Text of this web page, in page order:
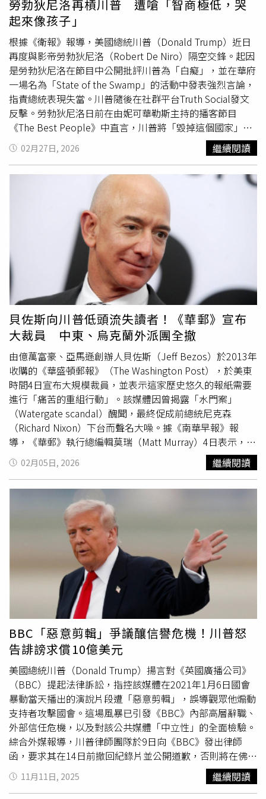
賽時間，兩隊的獨贏賠率均屬於「正值賠率」，代表不論投
注哪一隊在正規時間內獲勝，獲利都有機會高於投入本金。
這也反映博彩公司認為雙方均有一定勝算，不排除比賽踢進
延長賽，甚至透過PK大戰決定冠軍。方準備代表阿根廷與
西班牙的水果，讓彈跳豬預測世界盃冠軍。其他賽事預測方
面，市場較看好兩隊合計進球數低於2.5球；至於阿根廷與
西班牙能否在正規時間內都取得進球，機率則接近五五波，
並未出現明顯傾向。西班牙還擁有休息時間較長的優勢。
《The Athletic》指出，西班牙在決賽前比阿根廷多休息一
天。回顧最近14屆國際主要賽事決賽，賽前多獲得一天休息
的球隊，最終有13次成功奪冠，這項歷史數據也成為外界看
好西班牙的理由之一。彈跳豬於2024年7月10日出生，本月
剛滿2歲。牠幼年時便因圓滾滾的外型及活潑可愛的彈跳動
作受到關注，園方其後透過票選替牠命名。隨著大量照片、
影片及網路迷因在社群平台流傳，牠多次登上國際新聞版
面，並吸引各地遊客前往動物園朝聖。彈跳豬在美國也擁有
相當高的知名度，華裔喜劇演員楊伯文（Bowen Yang）曾
在綜藝節目《週六夜現場》（Saturday Night Live）模仿
牠，進一步推升牠在全球的知名度。綠山野生動物園今年為
彈跳豬安排長達4天的生日慶祝活動，18日再結合世界盃決
賽舉辦水果預測。園長喬德喬伊（Narongwit Chodchoi）
表示，這項活動除了替遊客及全球足球迷增添歡樂，也是動
物豐富化計畫的一部分。園方說明，透過不同食物及環境設
計，可以鼓勵動物展現自然覓食行為、增加活動量並減輕壓
力。無論彈跳豬的選擇最後是否成真，活動最主要的目的都
是讓動物維持健康、自然的生活，同時為遊客創造趣味體
驗。動物園也特別強調，水果預測純屬娛樂及動物照護活
動，與賭博沒有關係，更不是鼓勵民眾依照彈跳豬的選擇下
注；尤其賭博在泰國屬於違法行為，外界不應把這項遊戲當
成投注依據。究竟是彈跳豬看好的阿根廷成功衛冕，還是獲
國際賭盤與分析模型青睞的西班牙奪下冠軍，答案將在決賽
結束後揭曉。國際數據看好西班牙奪冠，結果卻與彈跳豬預
測的阿根廷不同。
位在任的民主黨總統已經81歲。隔年，他被診斷出罹患「侵
襲性前列腺癌」（Invasive Prostate Cancer）。辯論結束
不到1個月後，拜登便在2024年7月21日宣布退選，距離投
票不到4個月。當時的副總統賀錦麗（Kamala Harris）雖然
獲得民主黨提名，但她卻在選戰中大敗。此後，川普試圖塑
造拜登在任內無法掌控政府運作的形象，並以此為理由推翻
了數個拜登簽署的行政命令，同時也指控這些簽名，是由民
主黨幕僚使用「自動簽名機」（autopen）完成的。然而，
川普本人在任內也曾使用過該設備。川普還指示司法部，調
查前任政府官員是否試圖掩蓋拜登任內的健康狀況，不過根
據《紐約時報》（The New York Times）在3月的報導，司
法部最終因缺乏足夠證據而未提出相關指控。拜登本人則一
再駁斥外界對其任內認知能力下降的傳聞。他在去年發表聲
明稱：「讓我說清楚：在我的總統任期內，所有決策都是我
做出的。我做出了關於赦免、行政命令、立法以及公告的決
策。任何暗示我沒有做出這些決定的說法，都是荒謬且錯誤
勞勃狄尼洛再槓川普 遭嗆「智商極低，哭
起來像孩子」
根據《衛報》報導，美國總統川普（Donald Trump）近日
再度與影帝勞勃狄尼洛（Robert De Niro）隔空交鋒。起因
是勞勃狄尼洛在節目中公開批評川普為「白癡」，並在華府
一場名為「State of the Swamp」的活動中發表強烈言論，
指責總統表現失當。川普隨後在社群平台Truth Social發文
反擊。勞勃狄尼洛日前在由妮可華勒斯主持的播客節目
《The Best People》中直言，川普將「毀掉這個國家」，
並表示「我們必須讓他下台」。他同時批評部分支持者高舉
Maga旗幟的行為，強調「我們也是美國人」。隨後，勞勃
狄尼洛於華府參與「State of the Swamp」活動，該活動被
視為對川普國情咨文演說的回應。在情緒激動的演說中，他
形容總統「失敗、慌亂且絕望」，並表示自己對國家現況感
到失望。對此，川普在Truth Social上長文回應，除批評民
主黨籍眾議員伊爾汗歐瑪與拉希達特萊布外，也將矛頭指向
狄尼洛。他形容對方「精神失常」、「病態又瘋狂」，並稱
其「智商極低」，甚至指部分言論「幾乎涉及犯罪」。川普
還嘲諷勞勃狄尼洛在活動中落淚的畫面，稱其「像小孩一樣
崩潰」。事實上，狄尼洛長期公開反對川普。早在2024年
總統大選前，他接受媒體專訪時便稱川普「不是正統共和黨
人」，並形容對方為「混蛋、白癡與小丑」。雖然他並非特
別支持時任副總統 賀錦麗，但仍認為對方「至少關心國家與
人民的狀況」。
02月27日, 2026 繼續閱讀
貝佐斯向川普低頭流失讀者！《華郵》宣布
大裁員 中東、烏克蘭外派團全撤
由億萬富豪、亞馬遜創辦人貝佐斯（Jeff Bezos）於2013年
收購的《華盛頓郵報》（The Washington Post），於美東
時間4日宣布大規模裁員，並表示這家歷史悠久的報紙需要
進行「痛苦的重組行動」。該媒體因曾揭露「水門案」
（Watergate scandal）醜聞，最終促成前總統尼克森
（Richard Nixon）下台而聲名大噪。據《南華早報》報
導，《華郵》執行總編輯莫瑞（Matt Murray）4日表示，編
輯部將進行「大幅度」縮編。此次重組發生之際，美國主要
傳統媒體正面臨來自總統川普（Donald Trump）的強烈壓
力。川普經常將傳統媒體貶低為「假新聞」（fake
news），並針對其總統任內的相關報導提起多項訴訟。身
為全球最富有的人之一，貝佐斯在川普2.0任內與這位共和
黨總統關係密切。他旗下的亞馬遜（Amazon）據傳在今年
向川普妻子、第一夫人梅蘭妮亞（Melania Trump）支付
4,000萬美元，用於製作1部紀錄片，並另行支付3,500萬美
元進行行銷宣傳。莫瑞指出，報社的調整反映出新聞媒體經
濟結構的劇烈變化。他在致員工的備忘錄中表示，這將「有
助於確保我們的未來……並為我們未來的發展提供穩定
性。」他提到新聞生態系統的變遷，包括那些「以低成本產
生重大影響」的個人內容創作者，以及人工智慧生成內容，
同時也提及財務挑戰。這些壓力此前已在《華郵》引發多輪
成本削減與自願離職方案。莫瑞透露：「公司的結構過度根
植於另1個時代，那時我們是1份佔主導地位的本地紙本產
品。即便我們產出許多優秀報導，我們也往往只從單一視角
出發，服務於特定的一部分讀者。」對此，曾在2021年前
擔任《華郵》執行總編輯的巴倫（Marty Baron）則在社群
媒體上表示：「這是這家世界最偉大新聞機構歷史上最黑暗
的1天。」他補充，貝佐斯過去曾抵禦來自川普的「殘酷壓
力」，但報社近來遭受「來自最高層、構想失當的決策」重
創，「忠實讀者逃離了《華郵》。事實上，他們是被趕走
的。」報社未透露裁員人數，但據《紐約時報》（The New
02月05日, 2026 繼續閱讀
BBC「惡意剪輯」爭議釀信譽危機！川普怒
告誹謗求償10億美元
美國總統川普（Donald Trump）揚言對《英國廣播公司》
（BBC）提起法律訴訟，指控該媒體在2021年1月6日國會
暴動當天播出的演說片段遭「惡意剪輯」，誤導觀眾他煽動
支持者攻擊國會。這場風暴已引發《BBC》內部高層辭職、
外部信任危機，以及對該公共媒體「中立性」的全面檢驗。
綜合外媒報導，川普律師團隊於9日向《BBC》發出律師
函，要求其在14日前撤回紀錄片並公開道歉，否則將在佛州
提告，索賠金額「不少於10億美元」。信函指控《BBC》
「故意省略」川普呼籲支持者「和平與愛國地遊行」的部
11月11日, 2025 繼續閱讀